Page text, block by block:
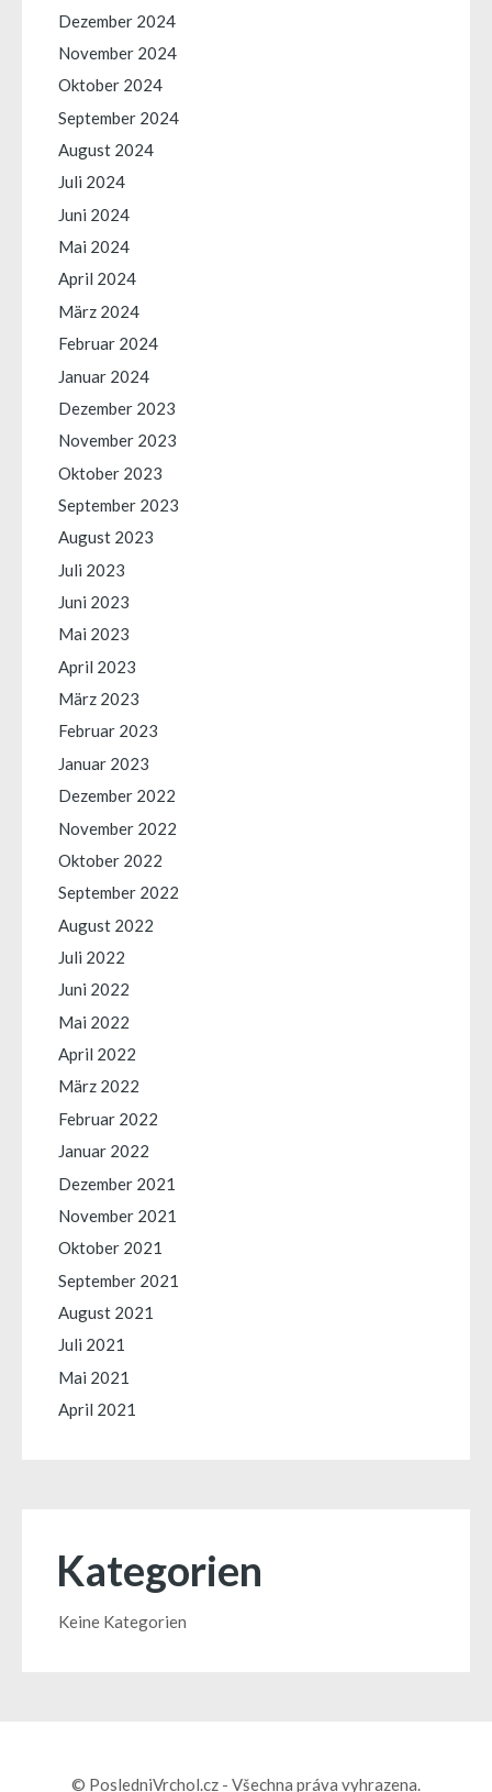
Dezember 2024
November 2024
Oktober 2024
September 2024
August 2024
Juli 2024
Juni 2024
Mai 2024
April 2024
März 2024
Februar 2024
Januar 2024
Dezember 2023
November 2023
Oktober 2023
September 2023
August 2023
Juli 2023
Juni 2023
Mai 2023
April 2023
März 2023
Februar 2023
Januar 2023
Dezember 2022
November 2022
Oktober 2022
September 2022
August 2022
Juli 2022
Juni 2022
Mai 2022
April 2022
März 2022
Februar 2022
Januar 2022
Dezember 2021
November 2021
Oktober 2021
September 2021
August 2021
Juli 2021
Mai 2021
April 2021
Kategorien
Keine Kategorien
© PosledniVrchol.cz - Všechna práva vyhrazena.